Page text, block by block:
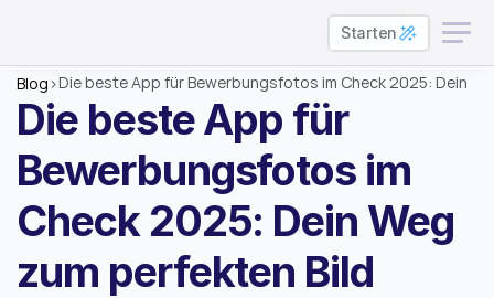
Starten
Blog >Die beste App für Bewerbungsfotos im Check 2025: Dein
Weg zum perfekten Bild
Die beste App für
Bewerbungsfotos im
Check 2025: Dein Weg
zum perfekten Bild